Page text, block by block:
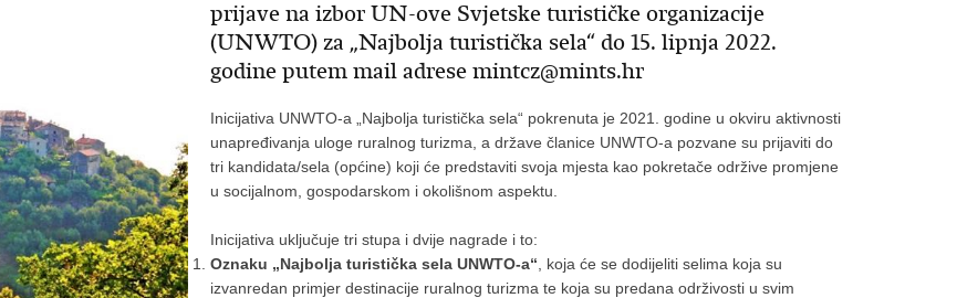
prijave na izbor UN-ove Svjetske turističke organizacije
(UNWTO) za „Najbolja turistička sela“ do 15. lipnja 2022.
godine putem mail adrese mintcz@mints.hr
Inicijativa UNWTO-a „Najbolja turistička sela“ pokrenuta je 2021. godine u okviru aktivnosti
unapređivanja uloge ruralnog turizma, a države članice UNWTO-a pozvane su prijaviti do
tri kandidata/sela (općine) koji će predstaviti svoja mjesta kao pokretače održive promjene
u socijalnom, gospodarskom i okolišnom aspektu.
Inicijativa uključuje tri stupa i dvije nagrade i to:
Oznaku „Najbolja turistička sela UNWTO-a“ , koja će se dodijeliti selima koja su
izvanredan primjer destinacije ruralnog turizma te koja su predana održivosti u svim